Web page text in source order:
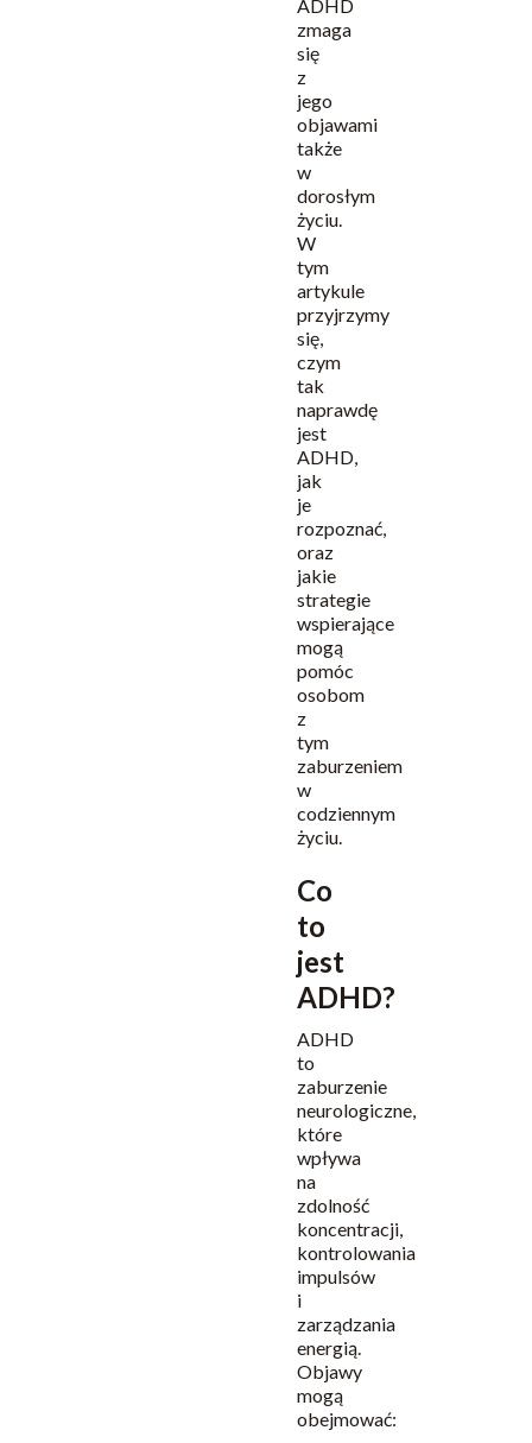
ADHD
zmaga
się
z
jego
objawami
także
w
dorosłym
życiu.
W
tym
artykule
przyjrzymy
się,
czym
tak
naprawdę
jest
ADHD,
jak
je
rozpoznać,
oraz
jakie
strategie
wspierające
mogą
pomóc
osobom
z
tym
zaburzeniem
w
codziennym
życiu.
Co
to
jest
ADHD?
ADHD
to
zaburzenie
neurologiczne,
które
wpływa
na
zdolność
koncentracji,
kontrolowania
impulsów
i
zarządzania
energią.
Objawy
mogą
obejmować: